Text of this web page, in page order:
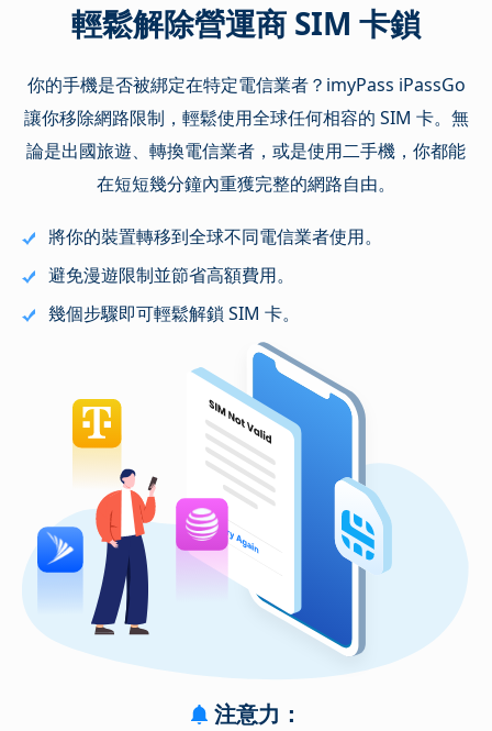
輕鬆解除營運商 SIM 卡鎖
你的手機是否被綁定在特定電信業者？imyPass iPassGo
讓你移除網路限制，輕鬆使用全球任何相容的 SIM 卡。無
論是出國旅遊、轉換電信業者，或是使用二手機，你都能
在短短幾分鐘內重獲完整的網路自由。
將你的裝置轉移到全球不同電信業者使用。
避免漫遊限制並節省高額費用。
幾個步驟即可輕鬆解鎖 SIM 卡。
注意力：